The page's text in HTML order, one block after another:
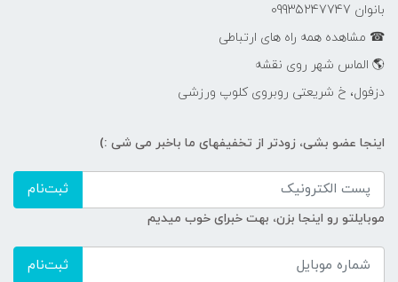
بانوان 09935247747
☎ مشاهده همه راه های ارتباطی
🌎 الماس شهر روی نقشه
دزفول، خ شریعتی روبروی کلوپ ورزشی
اینجا عضو بشی، زودتر از تخفیفهای ما باخبر می شی :)
ثبت‌نام
موبایلتو رو اینجا بزن، بهت خبرای خوب میدیم
ثبت‌نام